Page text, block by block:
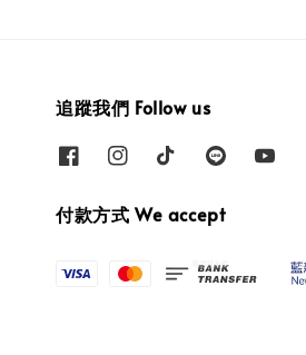
追蹤我們 Follow us
付款方式 We accept